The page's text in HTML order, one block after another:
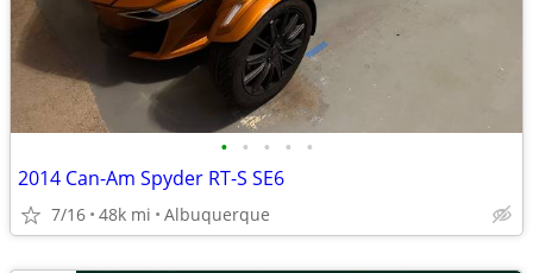
• • • • •
2014 Can-Am Spyder RT-S SE6
7/16 48k mi Albuquerque